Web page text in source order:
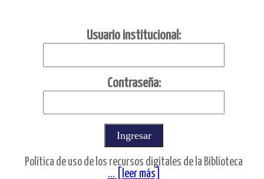
Usuario institucional:
Contraseña:
Política de uso de los recursos digitales de la Biblioteca
... [leer más]